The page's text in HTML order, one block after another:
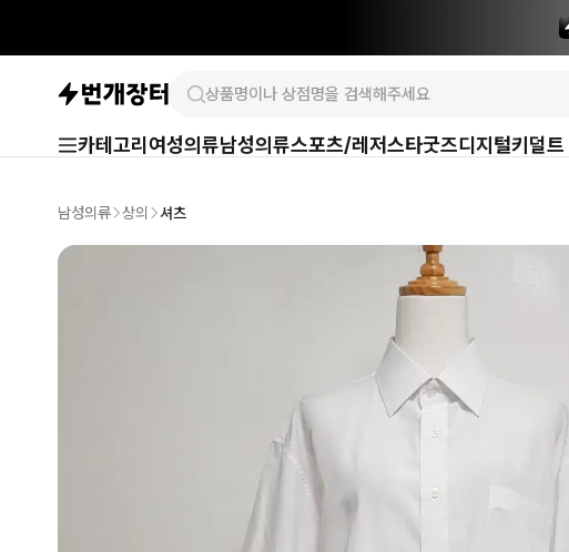
카테고리 여성의류남성의류스포츠/레저스타굿즈디지털키덜트
남성의류 상의 셔츠